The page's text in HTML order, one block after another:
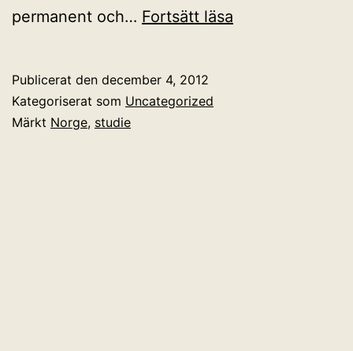
permanent och… Fortsätt läsa
Publicerat den december 4, 2012
Kategoriserat som Uncategorized
Märkt Norge, studie